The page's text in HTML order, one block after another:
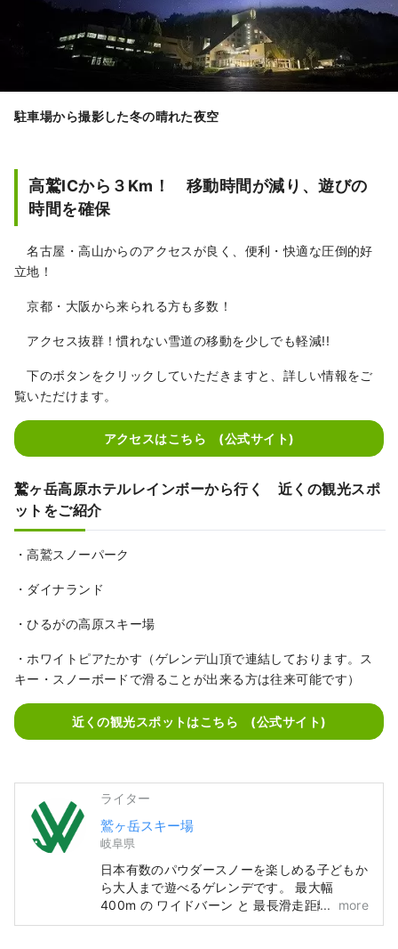
駐車場から撮影した冬の晴れた夜空
高鷲ICから３Km！ 移動時間が減り、遊びの
時間を確保
名古屋・高山からのアクセスが良く、便利・快適な圧倒的好
立地！
京都・大阪から来られる方も多数！
アクセス抜群！慣れない雪道の移動を少しでも軽減!!
下のボタンをクリックしていただきますと、詳しい情報をご
覧いただけます。
アクセスはこちら (公式サイト)
鷲ヶ岳高原ホテルレインボーから行く 近くの観光スポ
ットをご紹介
・高鷲スノーパーク
・ダイナランド
・ひるがの高原スキー場
・ホワイトピアたかす（ゲレンデ山頂で連結しております。ス
キー・スノーボードで滑ることが出来る方は往来可能です）
近くの観光スポットはこちら (公式サイト)
ライター
鷲ヶ岳スキー場
岐阜県
日本有数のパウダースノーを楽しめる子どもか
ら大人まで遊べるゲレンデです。 最大幅
400m の ワイドバーン と 最長滑走距離
3,500m の ロングコース で自由なスノーライ
more